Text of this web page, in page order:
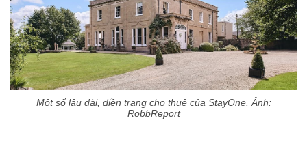
Một số lâu đài, điền trang cho thuê của StayOne. Ảnh:
RobbReport